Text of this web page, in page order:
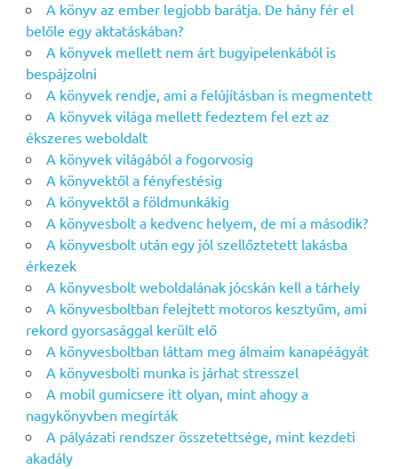
A könyv az ember legjobb barátja. De hány fér el
belőle egy aktatáskában?
A könyvek mellett nem árt bugyipelenkából is
bespájzolni
A könyvek rendje, ami a felújításban is megmentett
A könyvek világa mellett fedeztem fel ezt az
ékszeres weboldalt
A könyvek világából a fogorvosig
A könyvektől a fényfestésig
A könyvektől a földmunkákig
A könyvesbolt a kedvenc helyem, de mi a második?
A könyvesbolt után egy jól szellőztetett lakásba
érkezek
A könyvesbolt weboldalának jócskán kell a tárhely
A könyvesboltban felejtett motoros kesztyűm, ami
rekord gyorsasággal került elő
A könyvesboltban láttam meg álmaim kanapéágyát
A könyvesbolti munka is járhat stresszel
A mobil gumicsere itt olyan, mint ahogy a
nagykönyvben megírták
A pályázati rendszer összetettsége, mint kezdeti
akadály